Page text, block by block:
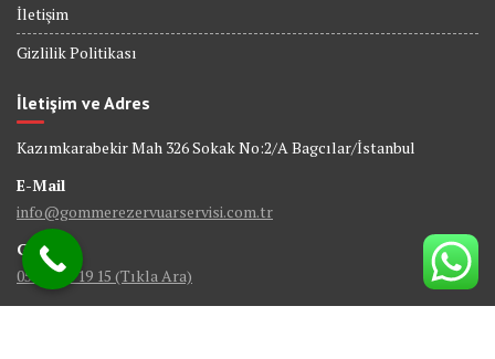
İletişim
Gizlilik Politikası
İletişim ve Adres
Kazımkarabekir Mah 326 Sokak No:2/A Bagcılar/İstanbul
E-Mail
info@gommerezervuarservisi.com.tr
GSM
0538 402 19 15 (Tıkla Ara)